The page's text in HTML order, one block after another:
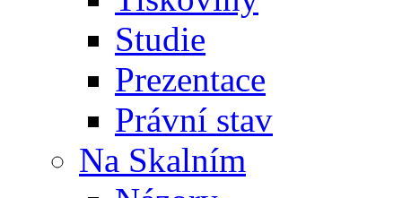
Studie
Prezentace
Právní stav
Na Skalním